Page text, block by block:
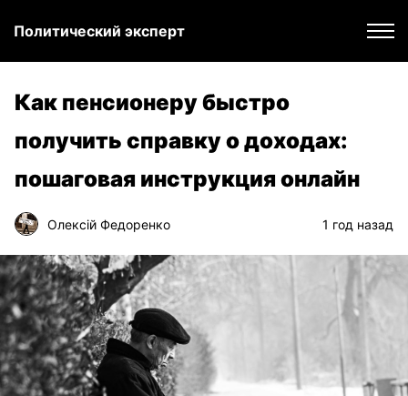
Политический эксперт
Как пенсионеру быстро
получить справку о доходах:
пошаговая инструкция онлайн
Олексій Федоренко 1 год назад